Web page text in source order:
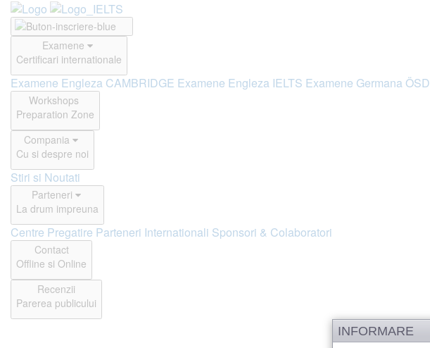
Examene
Certificari internationale
Examene Engleza CAMBRIDGE Examene Engleza IELTS Examene Germana ÖSD
Workshops
Preparation Zone
Compania
Cu si despre noi
Stiri si Noutati
Parteneri
La drum impreuna
Centre Pregatire Parteneri Internationali Sponsori & Colaboratori
Contact
Offline si Online
Recenzii
Parerea publicului
INFORMARE